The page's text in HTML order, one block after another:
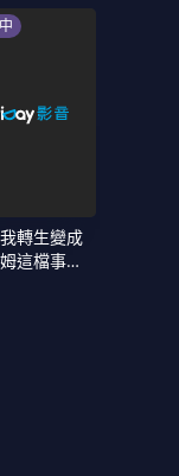
轉生變成
這檔事